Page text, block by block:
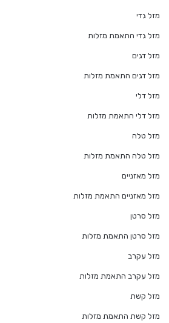
מזל גדי
מזל גדי התאמת מזלות
מזל דגים
מזל דגים התאמת מזלות
מזל דלי
מזל דלי התאמת מזלות
מזל טלה
מזל טלה התאמת מזלות
מזל מאזניים
מזל מאזניים התאמת מזלות
מזל סרטן
מזל סרטן התאמת מזלות
מזל עקרב
מזל עקרב התאמת מזלות
מזל קשת
מזל קשת התאמת מזלות